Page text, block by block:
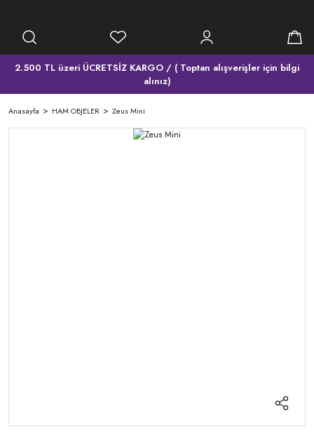
2.500 TL üzeri ÜCRETSİZ KARGO / ( Toptan alışverişler için bilgi
alınız)
Anasayfa HAM OBJELER Zeus Mini